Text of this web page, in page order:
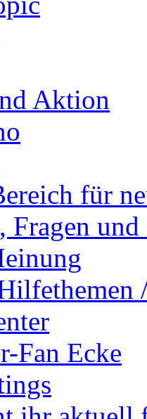
Aktion
für
Fragen
Fan Ecke